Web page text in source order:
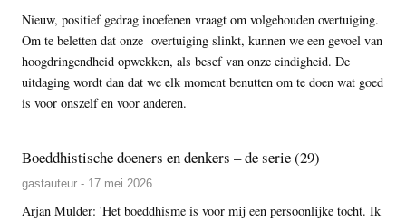
Nieuw, positief gedrag inoefenen vraagt om volgehouden overtuiging.
Om te beletten dat onze overtuiging slinkt, kunnen we een gevoel van
hoogdringendheid opwekken, als besef van onze eindigheid. De
uitdaging wordt dan dat we elk moment benutten om te doen wat goed
is voor onszelf en voor anderen.
Boeddhistische doeners en denkers – de serie (29)
gastauteur - 17 mei 2026
Arjan Mulder: 'Het boeddhisme is voor mij een persoonlijke tocht. Ik